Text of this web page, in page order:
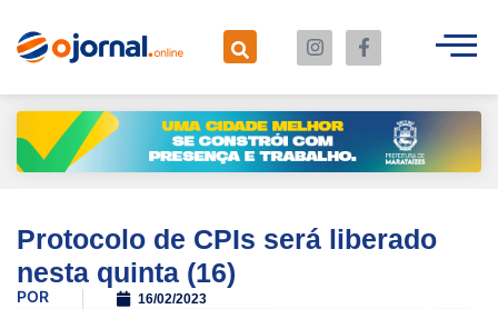
Protocolo de CPIs será liberado
nesta quinta (16)
POR 16/02/2023